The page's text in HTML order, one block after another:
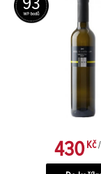
93
430Kč